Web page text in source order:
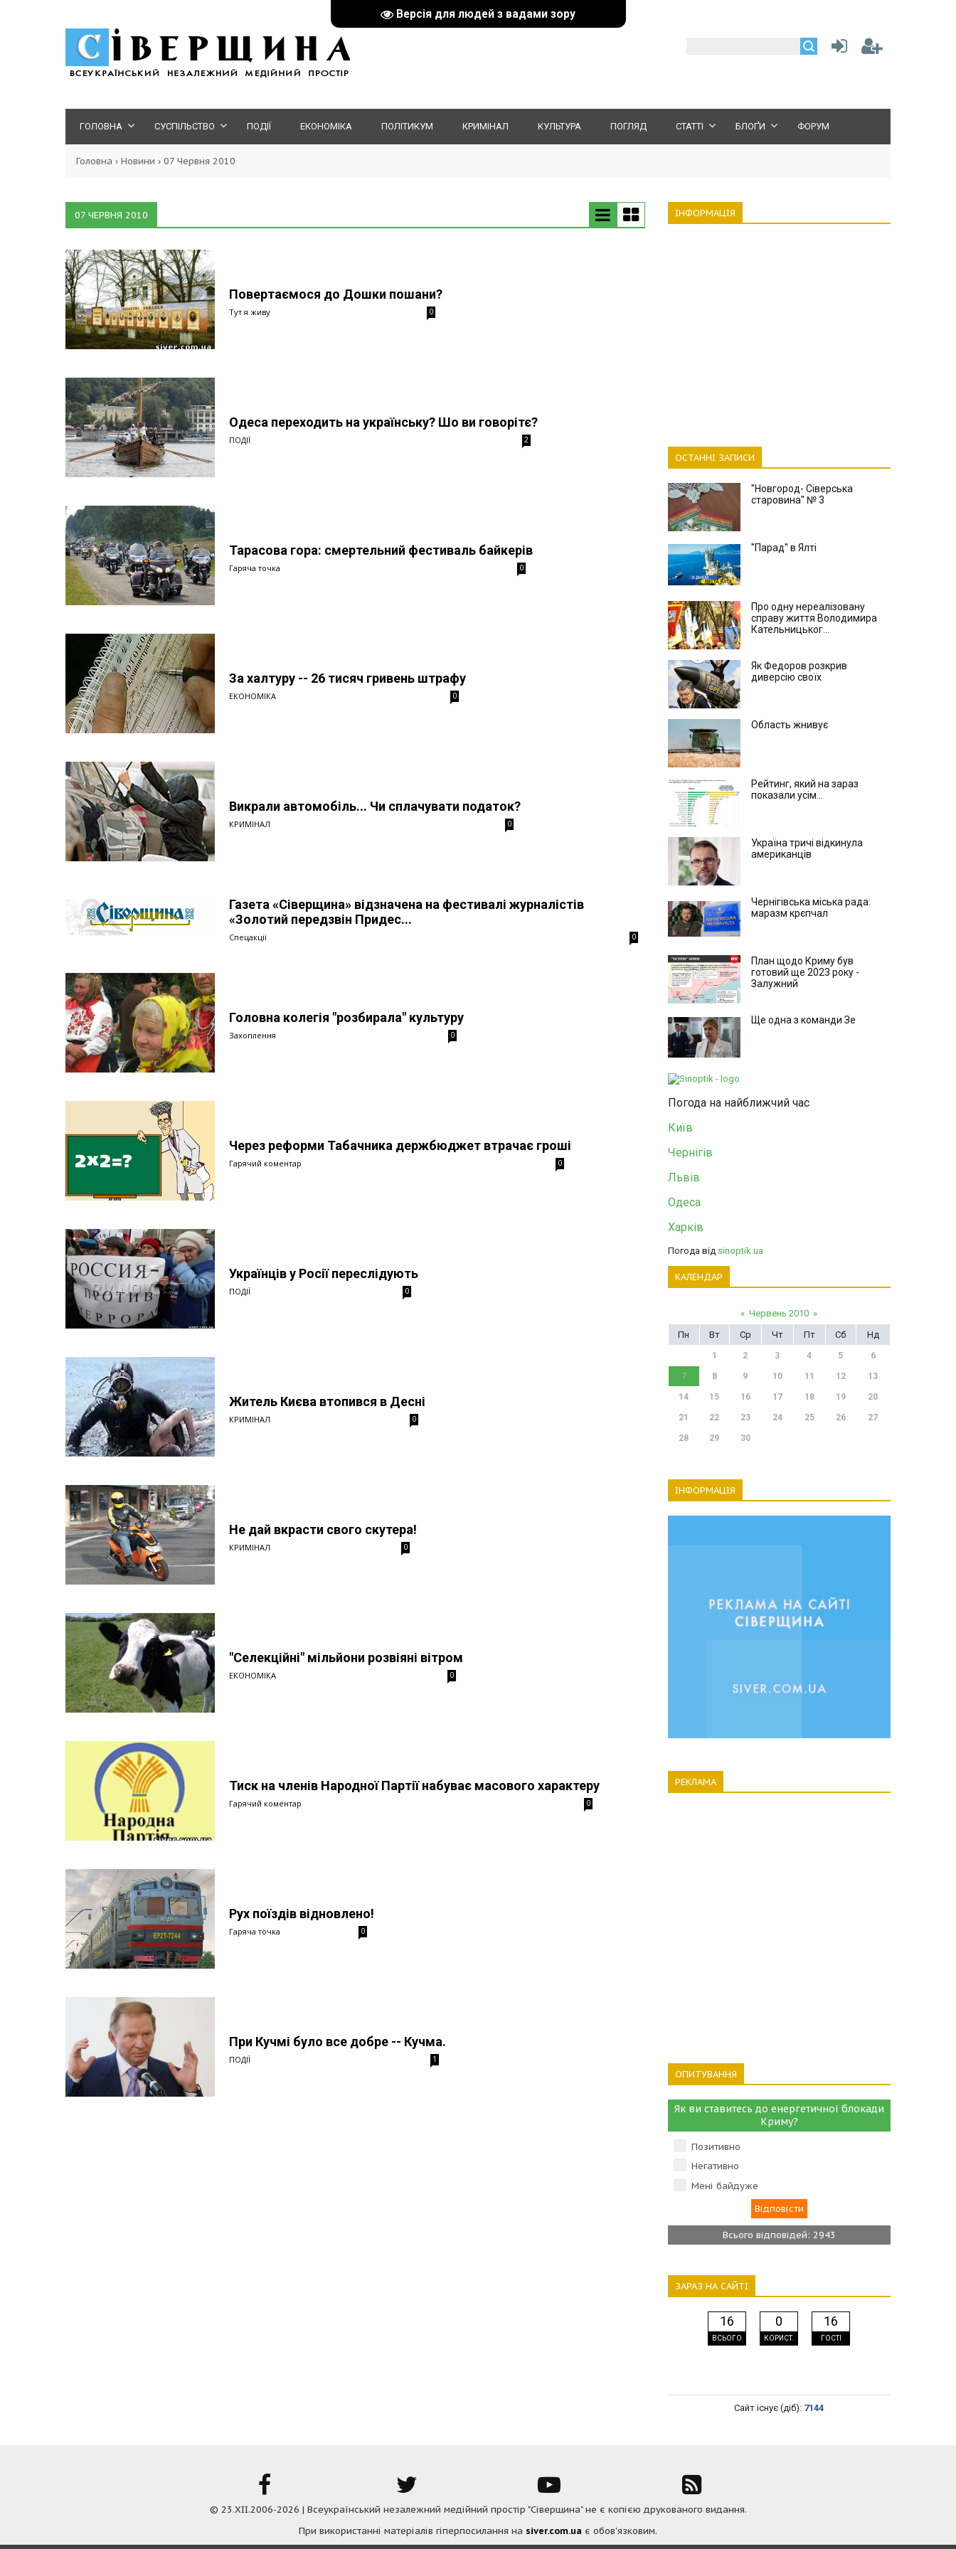
Версія для людей з вадами зору
ГОЛОВНА СУСПІЛЬСТВО ПОДІЇ ЕКОНОМІКА ПОЛІТИКУМ КРИМІНАЛ КУЛЬТУРА ПОГЛЯД СТАТТІ БЛОҐИ ФОРУМ
Головна › Новини › 07 Червня 2010
07 ЧЕРВНЯ 2010
Повертаємося до Дошки пошани?
Тут я живу 0
Одеса переходить на українську? Шо ви говорітє?
ПОДІЇ 2
Тарасова гора: смертельний фестиваль байкерів
Гаряча точка 0
За халтуру -- 26 тисяч гривень штрафу
ЕКОНОМІКА 0
Викрали автомобіль... Чи сплачувати податок?
КРИМІНАЛ 0
Газета «Сіверщина» відзначена на фестивалі журналістів
«Золотий передзвін Придес...
Спецакції 0
Головна колегія "розбирала" культуру
Захоплення 0
Через реформи Табачника держбюджет втрачає гроші
Гарячий коментар 0
Українців у Росії переслідують
ПОДІЇ 0
Житель Києва втопився в Десні
КРИМІНАЛ 0
Не дай вкрасти свого скутера!
КРИМІНАЛ 0
"Селекційні" мільйони розвіяні вітром
ЕКОНОМІКА 0
Тиск на членів Народної Партії набуває масового характеру
Гарячий коментар 0
Рух поїздів відновлено!
Гаряча точка 0
При Кучмі було все добре -- Кучма.
ПОДІЇ 1
ІНФОРМАЦІЯ
ОСТАННІ ЗАПИСИ
"Новгород- Сіверська
старовина" № 3
"Парад" в Ялті
Про одну нереалізовану
справу життя Володимира
Кательницьког...
Як Федоров розкрив
диверсію своїх
Область жнивує
Рейтинг, який на зараз
показали усім...
Україна тричі відкинула
американців
Чернігівська міська рада:
маразм крєпчал
План щодо Криму був
готовий ще 2023 року -
Залужний
Ще одна з команди Зе
Погода на найближчий час
Київ
Чернігів
Львів
Одеса
Харків
Погода від sinoptik.ua
КАЛЕНДАР
« Червень 2010 »
Пн
Вт Ср Чт Пт Сб Нд
1 2 3 4 5 6
7 8 9 10 11 12 13
14 15 16 17 18 19 20
21 22 23 24 25 26 27
28 29 30
ІНФОРМАЦІЯ
РЕКЛАМА
ОПИТУВАННЯ
Як ви ставитесь до енергетичної блокади
Криму?
Позитивно
Негативно
Мені байдуже
Всього відповідей: 2943
ЗАРАЗ НА САЙТІ
16
ВСЬОГО
0
КОРИСТ.
16
ГОСТІ
Сайт існує (діб): 7144
© 23.XII.2006-2026 | Всеукраїнський незалежний медійний простір "Сіверщина" не є копією друкованого видання.
При використанні матеріалів гіперпосилання на siver.com.ua є обов'язковим.